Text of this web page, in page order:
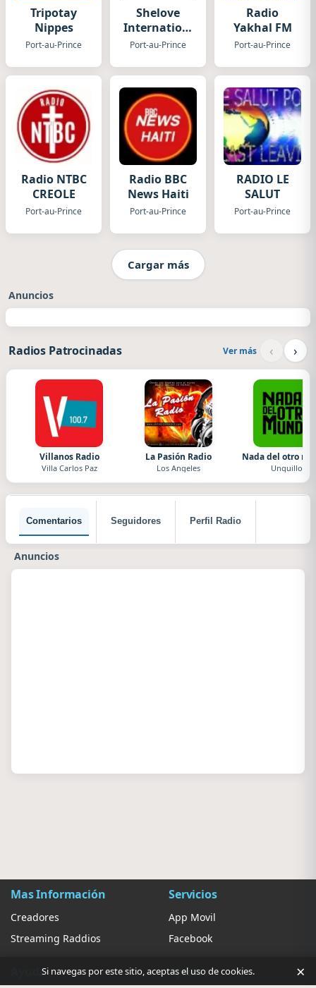
Tripotay
Nippes
Port-au-Prince
Shelove
International
Radio
Port-au-Prince
Radio
Yakhal FM
Port-au-Prince
Radio NTBC
CREOLE
Port-au-Prince
Radio BBC
News Haiti
Port-au-Prince
RADIO LE
SALUT
Port-au-Prince
Cargar más
Anuncios
Radios Patrocinadas Ver más ‹ ›
Villanos Radio
Villa Carlos Paz
La Pasión Radio
Los Angeles
Nada del otro
Unquillo
Comentarios Seguidores Perfil Radio
Anuncios
Mas Información
Creadores
Streaming Raddios
Servicios
App Movil
Facebook
Ayuda Ajustes
Si navegas por este sitio, aceptas el uso de cookies. ×